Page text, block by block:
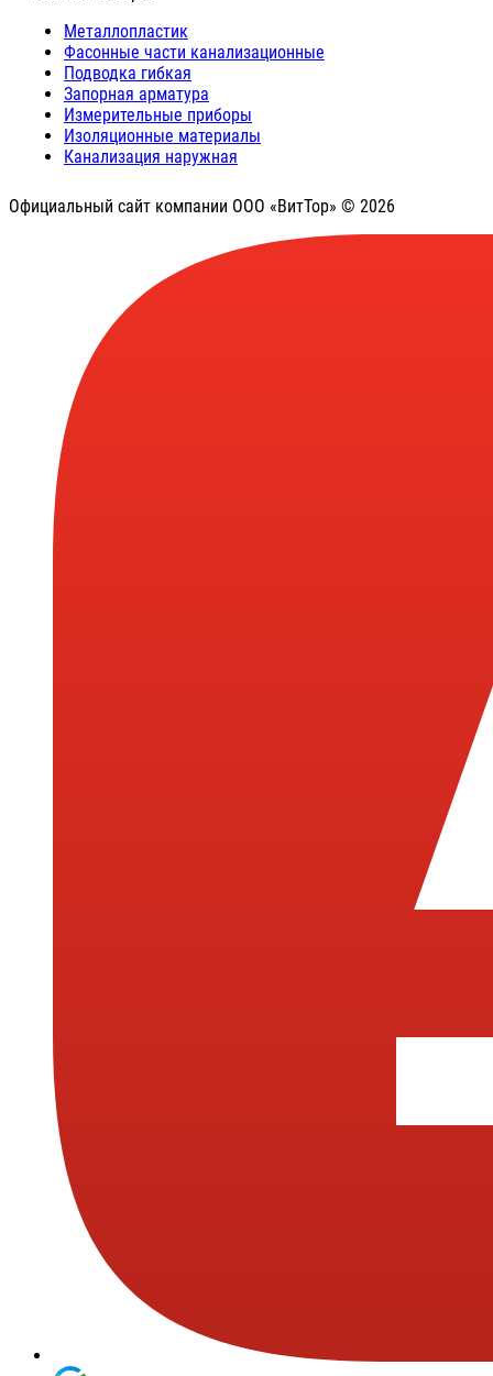
Металлопластик
Фасонные части канализационные
Подводка гибкая
Запорная арматура
Измерительные приборы
Изоляционные материалы
Канализация наружная
Официальный сайт компании ООО «ВитТор» © 2026